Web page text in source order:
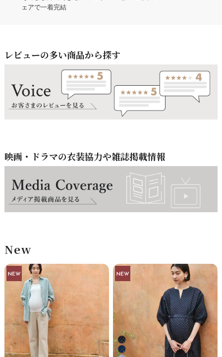
ェアで一着完結
レビューの多い商品から探す
映画・ドラマの衣装協力や雑誌掲載情報
New